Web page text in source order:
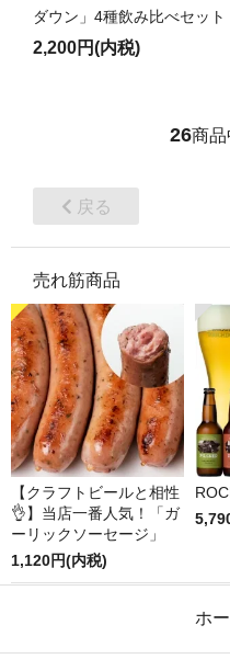
ダウン」4種飲み比べセット
2,200円(内税)
26商品
戻る
売れ筋商品
【クラフトビールと相性
👌】当店一番人気！「ガ
ーリックソーセージ」
1,120円(内税)
ホ